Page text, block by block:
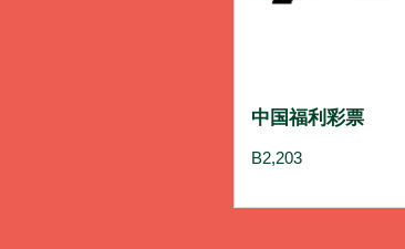
中国福利彩票
B2,203